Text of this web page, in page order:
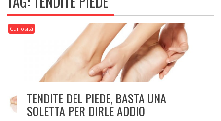
Curiosità
TENDITE DEL PIEDE, BASTA UNA
SOLETTA PER DIRLE ADDIO